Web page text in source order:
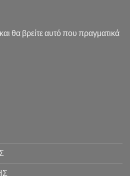
θα βρείτε αυτό που πραγματικά